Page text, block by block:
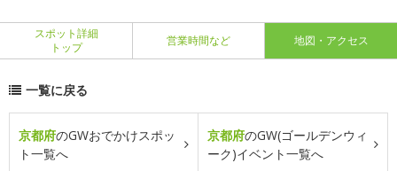
スポット詳細
トップ
営業時間など 地図・アクセス
一覧に戻る
京都府のGWおでかけスポッ
ト一覧へ
京都府のGW(ゴールデンウィ
ーク)イベント一覧へ